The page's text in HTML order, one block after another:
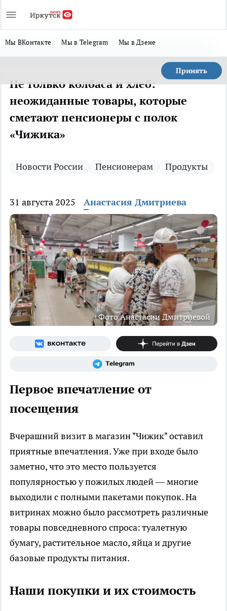
Мы ВКонтакте Мы в Telegram Мы в Дзене
Принять
Не только колбаса и хлеб:
неожиданные товары, которые
сметают пенсионеры с полок
«Чижика»
Новости России Пенсионерам Продукты
31 августа 2025 Анастасия Дмитриева
Фото Анастасии Дмитриевой
Первое впечатление от
посещения
Вчерашний визит в магазин "Чижик" оставил
приятные впечатления. Уже при входе было
заметно, что это место пользуется
популярностью у пожилых людей — многие
выходили с полными пакетами покупок. На
витринах можно было рассмотреть различные
товары повседневного спроса: туалетную
бумагу, растительное масло, яйца и другие
базовые продукты питания.
Наши покупки и их стоимость